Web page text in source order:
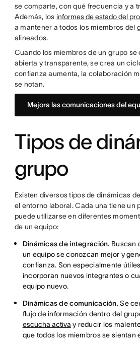
se comparte, con qué frecuencia y a
Además, los informes de estado del
a mantener a todos los miembros del
alineados.
Cuando los miembros de un grupo
abierta y transparente, se crea un
confianza aumenta, la colaboración
se notan.
Mejora las comunicaciones del
Tipos de
grupo
Existen diversos tipos de dinámicas
el entorno laboral. Cada una tiene un
puede utilizarse en diferentes
de un equipo:
Dinámicas de integración. Buscan
un equipo se conozcan mejor y
confianza. Son especialmente
incorporan nuevos integrantes o
equipo nuevo.
Dinámicas de comunicación.Se
flujo de información dentro del
escucha activa y reducir los
que todos los miembros se sientan